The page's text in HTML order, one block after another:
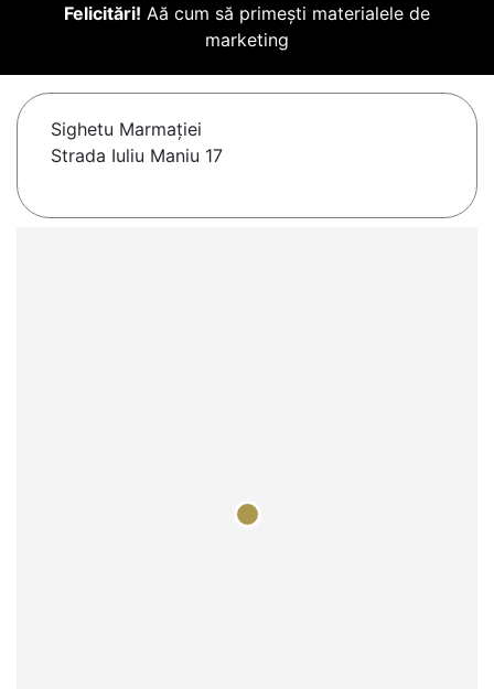
Felicitări! Aă cum să primești materialele de
marketing
Sighetu Marmaţiei
Strada Iuliu Maniu 17